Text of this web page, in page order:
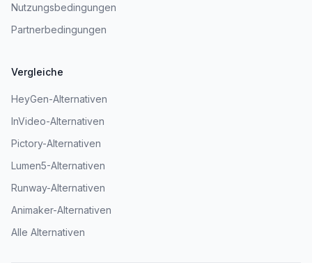
Nutzungsbedingungen
Partnerbedingungen
Vergleiche
HeyGen-Alternativen
InVideo-Alternativen
Pictory-Alternativen
Lumen5-Alternativen
Runway-Alternativen
Animaker-Alternativen
Alle Alternativen